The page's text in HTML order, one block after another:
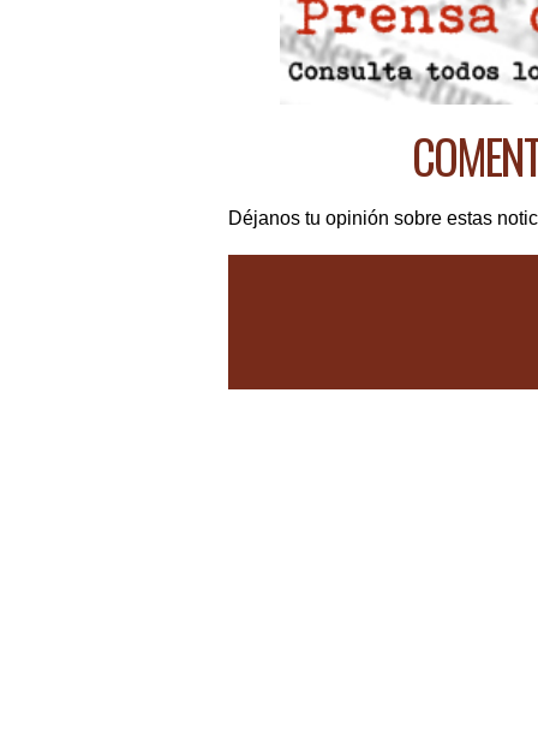
Déjanos tu opinión sobre estas